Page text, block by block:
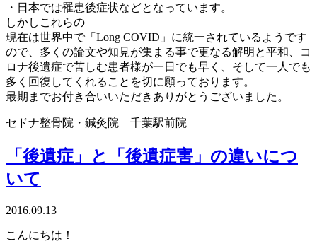
・日本では罹患後症状などとなっています。
しかしこれらの
現在は世界中で「Long COVID」に統一されているようです
ので、多くの論文や知見が集まる事で更なる解明と平和、コ
ロナ後遺症で苦しむ患者様が一日でも早く、そして一人でも
多く回復してくれることを切に願っております。
最期までお付き合いいただきありがとうございました。
セドナ整骨院・鍼灸院 千葉駅前院
「後遺症」と「後遺症害」の違いにつ
いて
2016.09.13
こんにちは！